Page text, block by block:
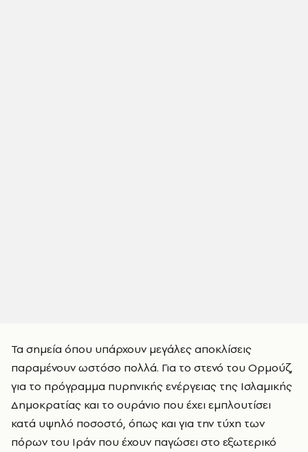
Τα σημεία όπου υπάρχουν μεγάλες αποκλίσεις
παραμένουν ωστόσο πολλά. Για το στενό του Ορμούζ,
για το πρόγραμμα πυρηνικής ενέργειας της Ισλαμικής
Δημοκρατίας και το ουράνιο που έχει εμπλουτίσει
κατά υψηλό ποσοστό, όπως και για την τύχη των
πόρων του Ιράν που έχουν παγώσει στο εξωτερικό